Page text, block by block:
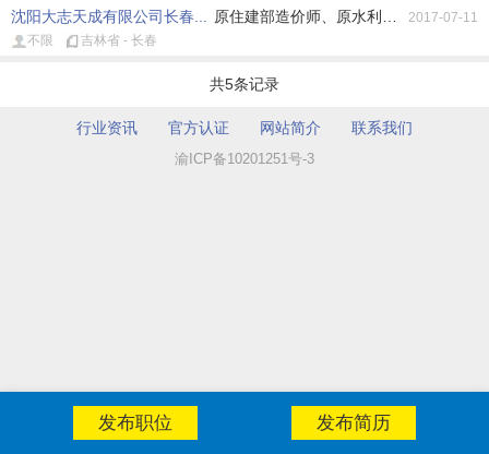
沈阳大志天成有限公司长春... 原住建部造价师、原水利部造价师、原
2017-07-11
不限
吉林省 - 长春
共5条记录
行业资讯 官方认证 网站简介 联系我们
渝ICP备10201251号-3
发布职位 发布简历